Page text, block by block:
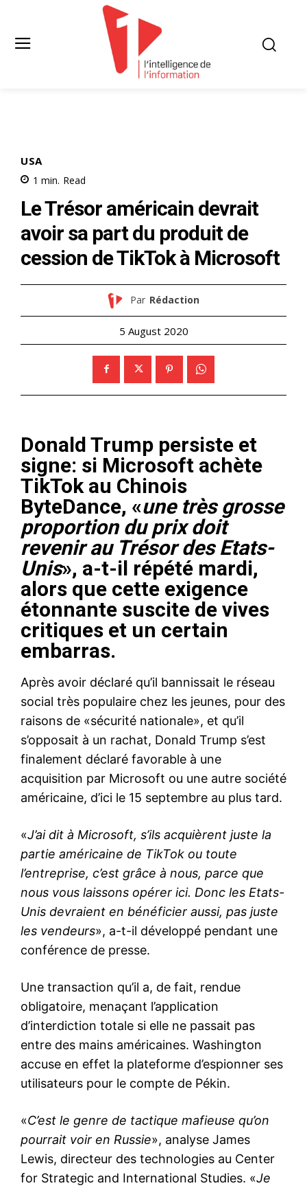
USA
1 min. Read
Le Trésor américain devrait
avoir sa part du produit de
cession de TikTok à Microsoft
Par Rédaction
5 August 2020
Donald Trump persiste et
signe: si Microsoft achète
TikTok au Chinois
ByteDance, «une très grosse
proportion du prix doit
revenir au Trésor des Etats-
Unis», a-t-il répété mardi,
alors que cette exigence
étonnante suscite de vives
critiques et un certain
embarras.
Après avoir déclaré qu’il bannissait le réseau
social très populaire chez les jeunes, pour des
raisons de «sécurité nationale», et qu’il
s’opposait à un rachat, Donald Trump s’est
finalement déclaré favorable à une
acquisition par Microsoft ou une autre société
américaine, d’ici le 15 septembre au plus tard.
«J’ai dit à Microsoft, s’ils acquièrent juste la
partie américaine de TikTok ou toute
l’entreprise, c’est grâce à nous, parce que
nous vous laissons opérer ici. Donc les Etats-
Unis devraient en bénéficier aussi, pas juste
les vendeurs», a-t-il développé pendant une
conférence de presse.
Une transaction qu’il a, de fait, rendue
obligatoire, menaçant l’application
d’interdiction totale si elle ne passait pas
entre des mains américaines. Washington
accuse en effet la plateforme d’espionner ses
utilisateurs pour le compte de Pékin.
«C’est le genre de tactique mafieuse qu’on
pourrait voir en Russie», analyse James
Lewis, directeur des technologies au Center
for Strategic and International Studies. «Je